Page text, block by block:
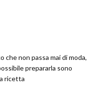
che non passa mai di moda,
prepararla sono
ricetta